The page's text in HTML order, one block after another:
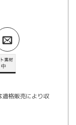
格販売により収